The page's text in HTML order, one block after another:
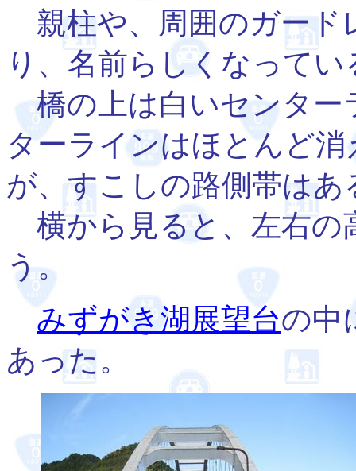
親柱や、周囲のガード
り、名前らしくなってい
橋の上は白いセンター
ターラインはほとんど
が、すこしの路側帯はあ
横から見ると、左右の
う。
みずがき湖展望台の中
あった。